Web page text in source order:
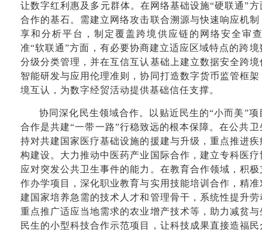
让数字红利惠及多元群体。在网络基础设施“硬联通”
合作的基石。需建立网络攻击联合溯源与快速响应机
享和分析平台，制定覆盖跨境供应链的网络安全审
准“软联通”方面，有必要协商建立适应区域特点的跨
分级分类管理，并在互信互认基础上建立数据安全跨
智能研发与应用伦理准则，协同打造数字货币监管框
境互认，为数字经贸活动提供基础信任支撑。
协同深化民生领域合作。以贴近民生的“小而美”
合作是共建“一带一路”行稳致远的根本保障。在公共
持对共建国家医疗基础设施的援建与升级，重点推进
构建设。大力推动中医药产业国际合作，建立专科医
应对突发公共卫生事件的能力。在教育合作领域，积
作办学项目，深化职业教育与实用技能培训合作，精
建国家培养急需的技术人才和管理骨干，系统性提升
重点推广适应当地需求的农业增产技术等，助力减贫
民生的小型科技合作示范项目，让科技成果直接造福